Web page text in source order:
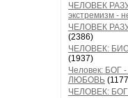
ЧЕЛОВЕК
экстремизм -
ЧЕЛОВЕК
(2386)
ЧЕЛОВЕК:
(1937)
Человек: БОГ
ЛЮБОВЬ
ЧЕЛОВЕК: БОГ